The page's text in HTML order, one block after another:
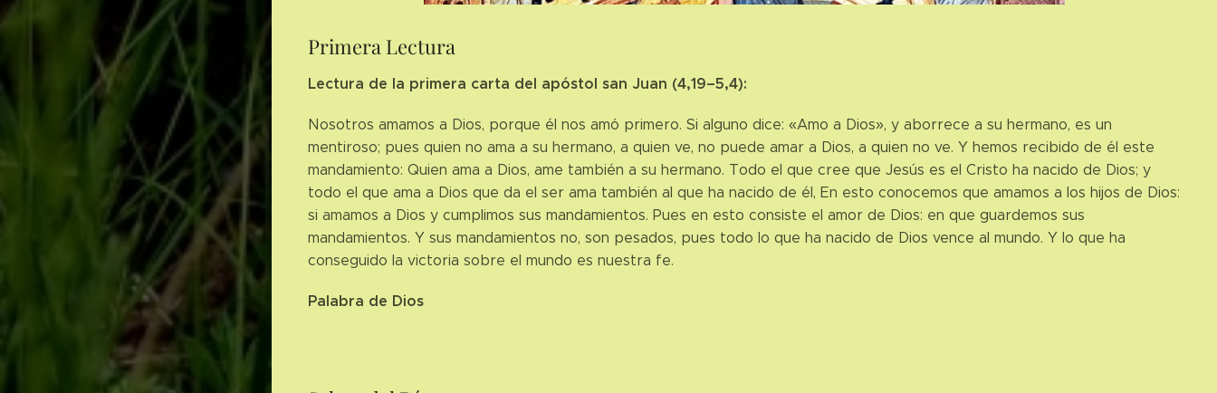
Primera Lectura
Lectura de la primera carta del apóstol san Juan (4,19–5,4):
Nosotros amamos a Dios, porque él nos amó primero. Si alguno dice: «Amo a Dios», y aborrece a su hermano, es un
mentiroso; pues quien no ama a su hermano, a quien ve, no puede amar a Dios, a quien no ve. Y hemos recibido de él este
mandamiento: Quien ama a Dios, ame también a su hermano. Todo el que cree que Jesús es el Cristo ha nacido de Dios; y
todo el que ama a Dios que da el ser ama también al que ha nacido de él, En esto conocemos que amamos a los hijos de Dios:
si amamos a Dios y cumplimos sus mandamientos. Pues en esto consiste el amor de Dios: en que guardemos sus
mandamientos. Y sus mandamientos no, son pesados, pues todo lo que ha nacido de Dios vence al mundo. Y lo que ha
conseguido la victoria sobre el mundo es nuestra fe.
Palabra de Dios